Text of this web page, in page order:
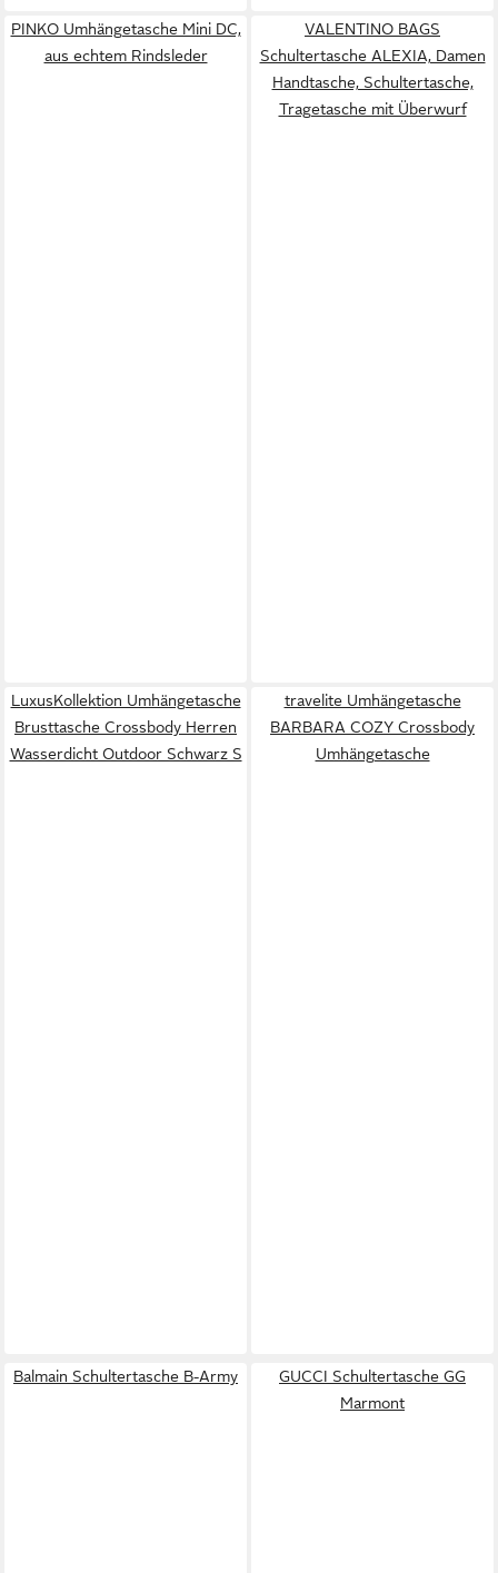
PINKO Umhängetasche Mini DC,
aus echtem Rindsleder
VALENTINO BAGS
Schultertasche ALEXIA, Damen
Handtasche, Schultertasche,
Tragetasche mit Überwurf
LuxusKollektion Umhängetasche
Brusttasche Crossbody Herren
Wasserdicht Outdoor Schwarz S
travelite Umhängetasche
BARBARA COZY Crossbody
Umhängetasche
Balmain Schultertasche B-Army
GUCCI Schultertasche GG
Marmont